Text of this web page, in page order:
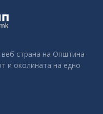
страна на Општина
и околината на едно